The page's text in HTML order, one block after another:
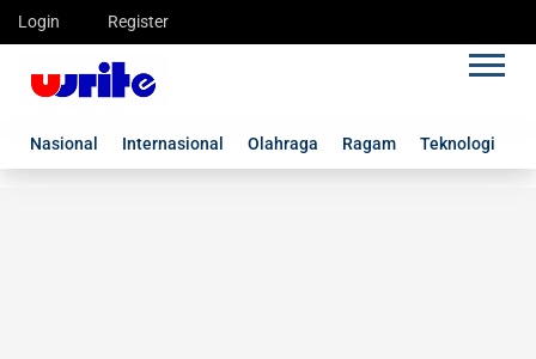
Login Register
Nasional Internasional Olahraga Ragam Teknologi